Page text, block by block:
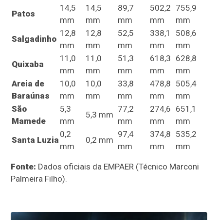
Patos
14,5
mm
14,5
mm
89,7
mm
502,2
mm
755,9
mm
Salgadinho
12,8
mm
12,8
mm
52,5
mm
338,1
mm
508,6
mm
Quixaba
11,0
mm
11,0
mm
51,3
mm
618,3
mm
628,8
mm
Areia de
Baraúnas
10,0
mm
10,0
mm
33,8
mm
478,8
mm
505,4
mm
São
Mamede
5,3
mm
5,3 mm
77,2
mm
274,6
mm
651,1
mm
Santa Luzia
0,2
mm
0,2 mm
97,4
mm
374,8
mm
535,2
mm
Fonte: Dados oficiais da EMPAER (Técnico Marconi
Palmeira Filho).